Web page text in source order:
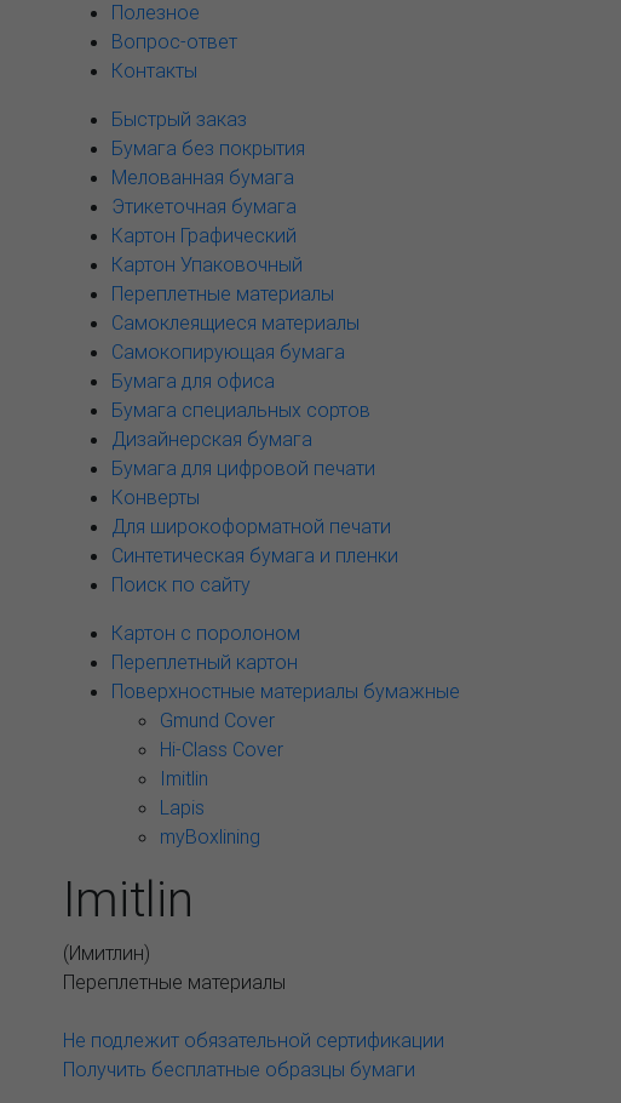
Полезное
Вопрос-ответ
Контакты
Быстрый заказ
Бумага без покрытия
Мелованная бумага
Этикеточная бумага
Картон Графический
Картон Упаковочный
Переплетные материалы
Самоклеящиеся материалы
Самокопирующая бумага
Бумага для офиса
Бумага специальных сортов
Дизайнерская бумага
Бумага для цифровой печати
Конверты
Для широкоформатной печати
Синтетическая бумага и пленки
Поиск по сайту
Картон с поролоном
Переплетный картон
Поверхностные материалы бумажные
Gmund Cover
Hi-Class Cover
Imitlin
Lapis
myBoxlining
Imitlin
(Имитлин)
Переплетные материалы
Не подлежит обязательной сертификации
Получить бесплатные образцы бумаги